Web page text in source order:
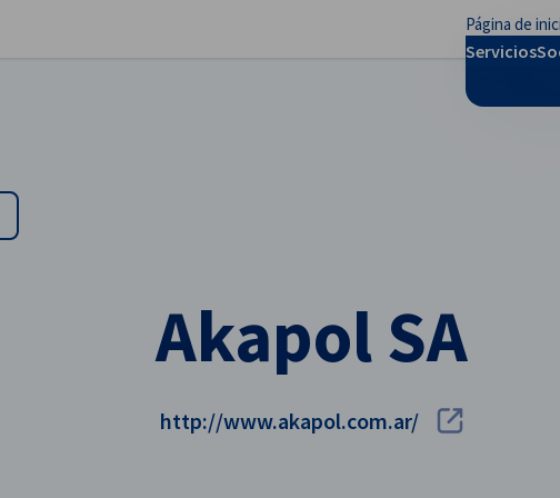
Página de
Servicios
Akapol SA
http://www.akapol.com.ar/